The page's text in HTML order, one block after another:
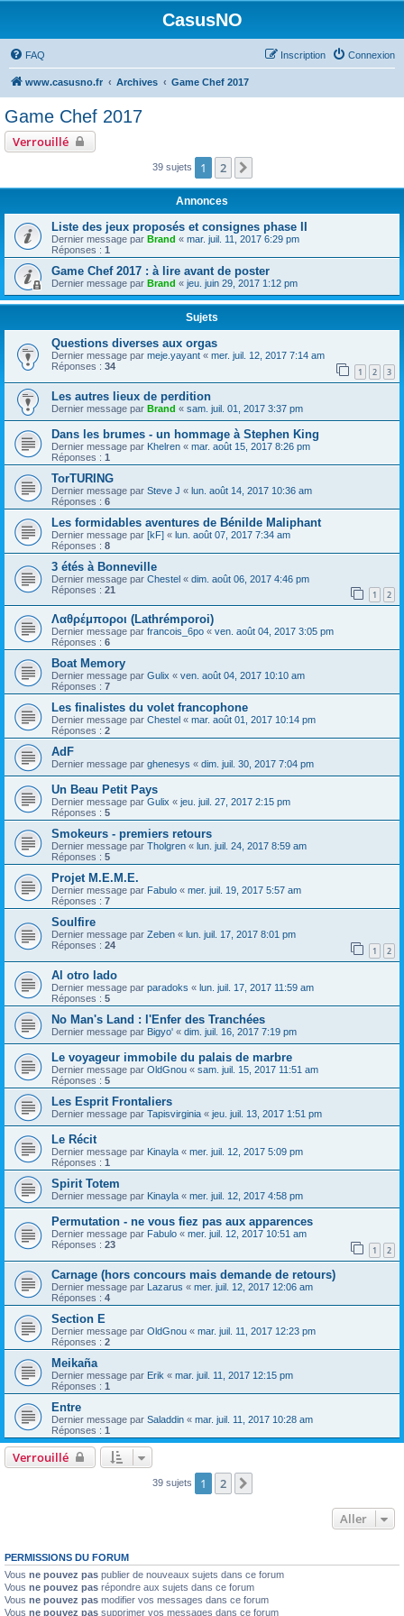
CasusNO
FAQ Connexion
Inscription
www.casusno.fr Archives Game Chef 2017
Game Chef 2017
Verrouillé
39 sujets 1 2
Annonces
Liste des jeux proposés et consignes phase II
Dernier message par Brand « mar. juil. 11, 2017 6:29 pm
Réponses : 1
Game Chef 2017 : à lire avant de poster
Dernier message par Brand « jeu. juin 29, 2017 1:12 pm
Sujets
Questions diverses aux orgas
Dernier message par meje.yayant « mer. juil. 12, 2017 7:14 am
Réponses : 34 1 2 3
Les autres lieux de perdition
Dernier message par Brand « sam. juil. 01, 2017 3:37 pm
Dans les brumes - un hommage à Stephen King
Dernier message par Khelren « mar. août 15, 2017 8:26 pm
Réponses : 1
TorTURING
Dernier message par Steve J « lun. août 14, 2017 10:36 am
Réponses : 6
Les formidables aventures de Bénilde Maliphant
Dernier message par [kF] « lun. août 07, 2017 7:34 am
Réponses : 8
3 étés à Bonneville
Dernier message par Chestel « dim. août 06, 2017 4:46 pm
Réponses : 21 1 2
Λαθρέμποροι (Lathrémporoi)
Dernier message par francois_6po « ven. août 04, 2017 3:05 pm
Réponses : 6
Boat Memory
Dernier message par Gulix « ven. août 04, 2017 10:10 am
Réponses : 7
Les finalistes du volet francophone
Dernier message par Chestel « mar. août 01, 2017 10:14 pm
Réponses : 2
AdF
Dernier message par ghenesys « dim. juil. 30, 2017 7:04 pm
Un Beau Petit Pays
Dernier message par Gulix « jeu. juil. 27, 2017 2:15 pm
Réponses : 5
Smokeurs - premiers retours
Dernier message par Tholgren « lun. juil. 24, 2017 8:59 am
Réponses : 5
Projet M.E.M.E.
Dernier message par Fabulo « mer. juil. 19, 2017 5:57 am
Réponses : 7
Soulfire
Dernier message par Zeben « lun. juil. 17, 2017 8:01 pm
Réponses : 24 1 2
Al otro lado
Dernier message par paradoks « lun. juil. 17, 2017 11:59 am
Réponses : 5
No Man's Land : l'Enfer des Tranchées
Dernier message par Bigyo' « dim. juil. 16, 2017 7:19 pm
Le voyageur immobile du palais de marbre
Dernier message par OldGnou « sam. juil. 15, 2017 11:51 am
Réponses : 5
Les Esprit Frontaliers
Dernier message par Tapisvirginia « jeu. juil. 13, 2017 1:51 pm
Le Récit
Dernier message par Kinayla « mer. juil. 12, 2017 5:09 pm
Réponses : 1
Spirit Totem
Dernier message par Kinayla « mer. juil. 12, 2017 4:58 pm
Permutation - ne vous fiez pas aux apparences
Dernier message par Fabulo « mer. juil. 12, 2017 10:51 am
Réponses : 23 1 2
Carnage (hors concours mais demande de retours)
Dernier message par Lazarus « mer. juil. 12, 2017 12:06 am
Réponses : 4
Section E
Dernier message par OldGnou « mar. juil. 11, 2017 12:23 pm
Réponses : 2
Meikaña
Dernier message par Erik « mar. juil. 11, 2017 12:15 pm
Réponses : 1
Entre
Dernier message par Saladdin « mar. juil. 11, 2017 10:28 am
Réponses : 1
Verrouillé
39 sujets 1 2
Aller
PERMISSIONS DU FORUM
Vous ne pouvez pas publier de nouveaux sujets dans ce forum
Vous ne pouvez pas répondre aux sujets dans ce forum
Vous ne pouvez pas modifier vos messages dans ce forum
Vous ne pouvez pas supprimer vos messages dans ce forum